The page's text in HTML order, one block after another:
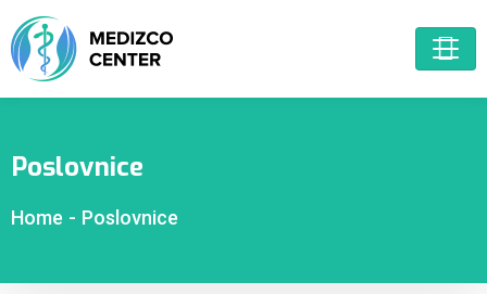
Poslovnice
Home - Poslovnice